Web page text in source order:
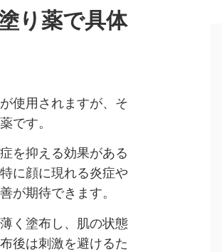
り薬で具体
使用されますが、そ
です。
を抑える効果がある
に顔に現れる炎症や
が期待できます。
く塗布し、肌の状態
後は刺激を避けるた